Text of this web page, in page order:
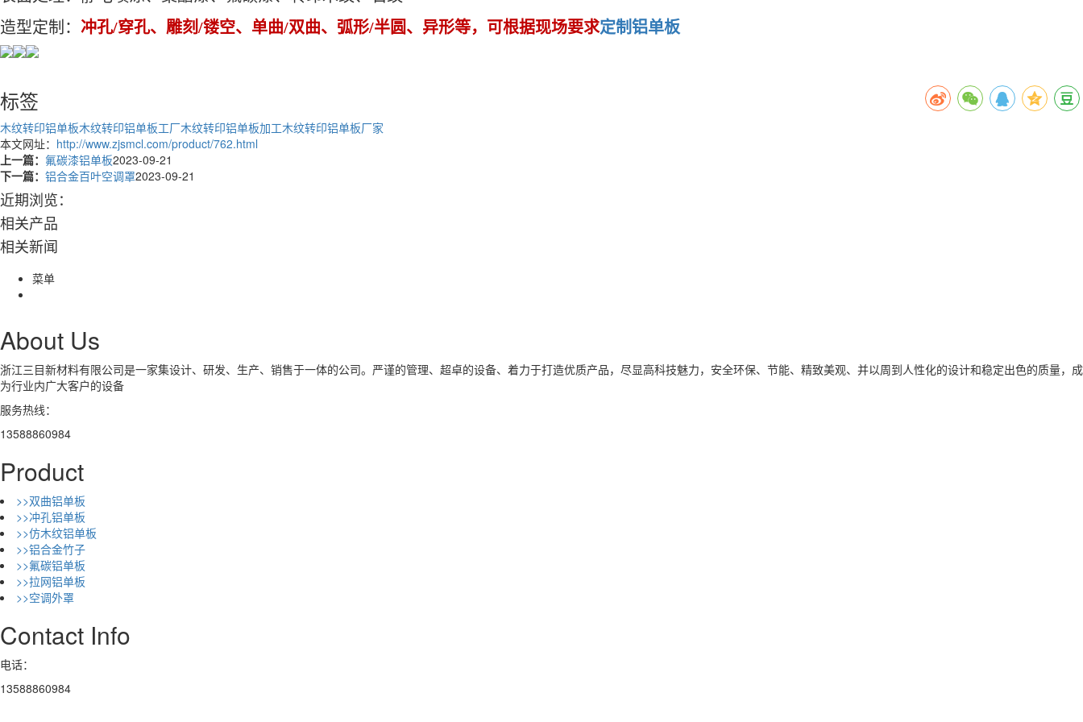
造型定制： 冲孔/穿孔、雕刻/镂空、单曲/双曲、弧形/半圆、异形等，可根据现场要求定制铝单板
标签
木纹转印铝单板木纹转印铝单板工厂木纹转印铝单板加工木纹转印铝单板厂家
本文网址： http://www.zjsmcl.com/product/762.html
上一篇： 氟碳漆铝单板2023-09-21
下一篇： 铝合金百叶空调罩2023-09-21
近期浏览：
相关产品
相关新闻
菜单
About Us
浙江三目新材料有限公司是一家集设计、研发、生产、销售于一体的公司。严谨的管理、超卓的设备、着力于打造优质产品，尽显高科技魅力，安全环保、节能、精致美观、并以周到人性化的设计和稳定出色的质量，成
为行业内广大客户的设备
服务热线：
13588860984
Product
>>双曲铝单板
>>冲孔铝单板
>>仿木纹铝单板
>>铝合金竹子
>>氟碳铝单板
>>拉网铝单板
>>空调外罩
Contact Info
电话：
13588860984